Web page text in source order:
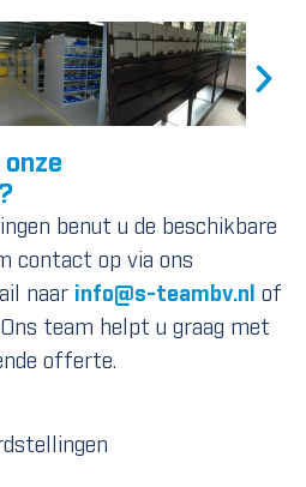
benut u de beschikbare
contact op via ons
naar info@s-teambv.nl
of
team helpt u graag met
offerte.